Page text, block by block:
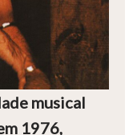
musical
1976,